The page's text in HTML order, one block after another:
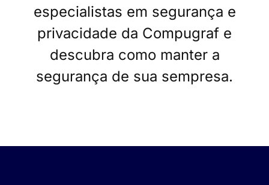
especialistas em segurança e
privacidade da Compugraf e
descubra como manter a
segurança de sua sempresa.